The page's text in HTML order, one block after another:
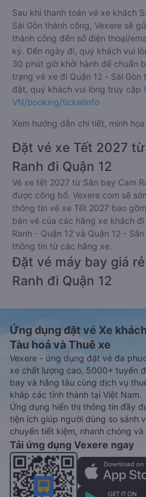
Sau khi thanh toán vé xe khách
Sài Gòn thành công, Vexere sẽ
thành công đến số điện thoại/
ký. Đến ngày đi, quý khách vui
30 phút giờ khởi hành để chuẩn
trạng vé xe đi Quận 12 - Sài Gòn
đặt, quý khách vui lòng truy cập
VN/booking/ticketinfo
Xem hướng dẫn chi tiết, minh
Đặt vé xe Tết 2027 từ
Ranh đi Quận 12
Vé xe tết 2027 từ Sân bay Cam
được công bố. Vexere.com sẽ
thông tin vé xe Tết 2027 bao
bán vé của các hãng xe khách
Ranh - Quận 12 và Quận 12 -
thông tin từ các hãng xe.
Đặt vé máy bay giá
Ranh đi Quận 12
Ứng dụng đặt vé Xe
Tàu hoả và Thuê xe
Vexere - ứng dụng đặt vé đa
xe chất lượng cao, 5000+ tuyến
bay và hãng tàu cùng dịch vụ
khắp các tỉnh thành tại Việt Nam.
Ứng dụng hiển thị thông tin đầy
tiện ích giúp người dùng so sánh
chuyển tiết kiệm, nhanh chóng
Tải ứng dụng Vexere ngay